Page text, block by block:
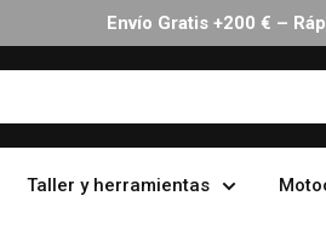
30 Días Devolución Sin
Taller y herramientas